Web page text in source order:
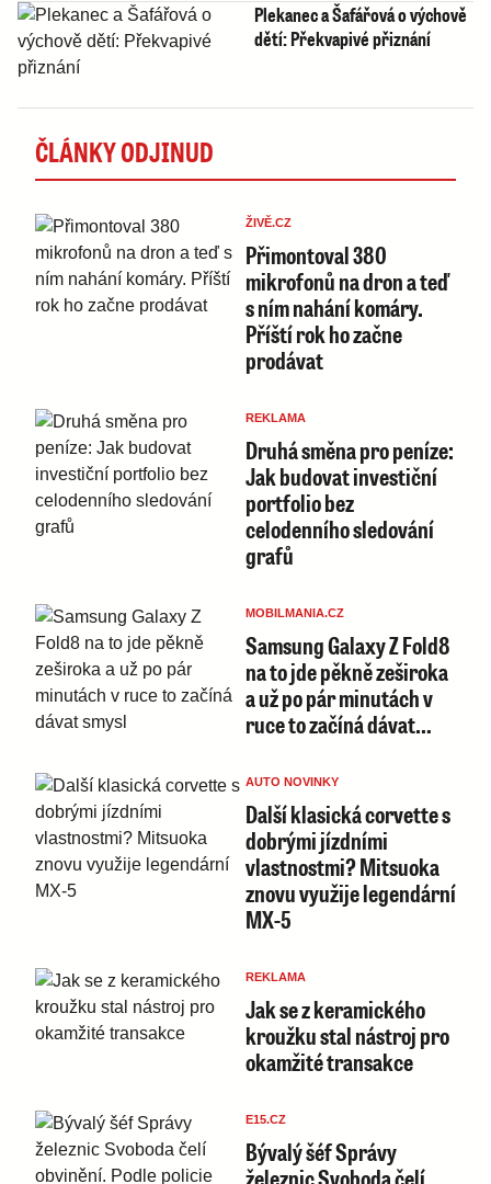
Plekanec a Šafářová o výchově
dětí: Překvapivé přiznání
ČLÁNKY ODJINUD
ŽIVĚ.CZ
Přimontoval 380
mikrofonů na dron a teď
s ním nahání komáry.
Příští rok ho začne
prodávat
REKLAMA
Druhá směna pro peníze:
Jak budovat investiční
portfolio bez
celodenního sledování
grafů
MOBILMANIA.CZ
Samsung Galaxy Z Fold8
na to jde pěkně zeširoka
a už po pár minutách v
ruce to začíná dávat…
AUTO NOVINKY
Další klasická corvette s
dobrými jízdními
vlastnostmi? Mitsuoka
znovu využije legendární
MX-5
REKLAMA
Jak se z keramického
kroužku stal nástroj pro
okamžité transakce
E15.CZ
Bývalý šéf Správy